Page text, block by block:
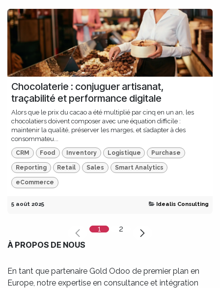
Chocolaterie : conjuguer artisanat,
traçabilité et performance digitale
Alors que le prix du cacao a été multiplié par cinq en un an, les
chocolatiers doivent composer avec une équation difficile :
maintenir la qualité, préserver les marges, et s’adapter à des
consommateu...
CRM Food Inventory Logistique Purchase
Reporting Retail Sales Smart Analytics
eCommerce
5 août 2025 Idealis Consulting
1 2
À PROPOS DE NOUS
En tant que partenaire Gold Odoo de premier plan en
Europe, notre expertise en consultance et intégration